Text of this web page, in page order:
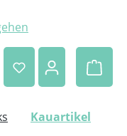
Kauartikel